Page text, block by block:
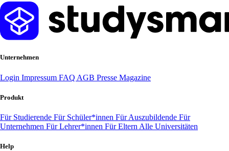
Unternehmen
Login Impressum FAQ AGB Presse Magazine
Produkt
Für Studierende Für Schüler*innen Für Auszubildende Für
Unternehmen Für Lehrer*innen Für Eltern Alle Universitäten
Help